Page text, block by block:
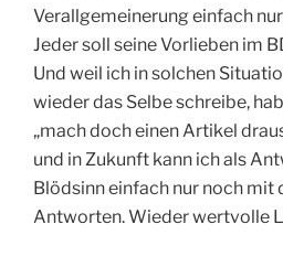
Verallgemeinerung einfach
Jeder soll seineVorlieben im
Und weil ich in solchen
wieder das Selbe schreibe,
„mach doch einen Artikel
und in Zukunft kann ich als
Blödsinn einfach nur noch mit
Antworten. Wieder wertvolle